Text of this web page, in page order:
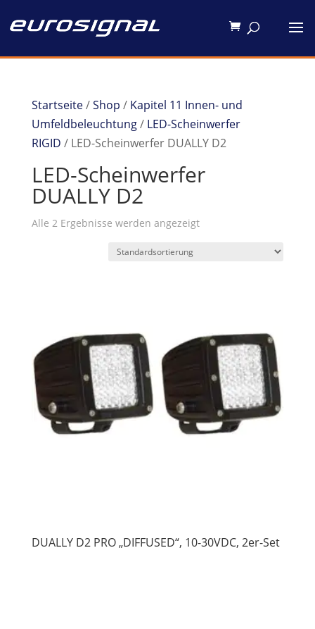
Startseite/Shop / Kapitel 11 Innen- und
Umfeldbeleuchtung/ LED-Scheinwerfer
RIGID / LED-Scheinwerfer DUALLY D2
LED-Scheinwerfer
DUALLY D2
Alle 2 Ergebnisse werden angezeigt
DUALLY D2 PRO „DIFFUSED“, 10-30VDC, 2er-Set